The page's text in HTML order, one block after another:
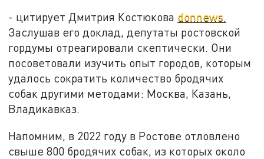
- цитирует Дмитрия Костюкова donnews.
Заслушав его доклад, депутаты ростовской
гордумы отреагировали скептически. Они
посоветовали изучить опыт городов, которым
удалось сократить количество бродячих
собак другими методами: Москва, Казань,
Владикавказ.
Напомним, в 2022 году в Ростове отловлено
свыше 800 бродячих собак, из которых около